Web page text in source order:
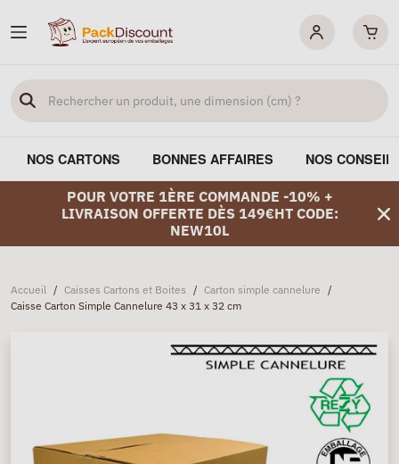
NOS CARTONS BONNES AFFAIRES NOS
POUR VOTRE 1ÈRE COMMANDE -10% +
LIVRAISON OFFERTE DÈS 149€HT CODE:
NEW10L
Accueil / Caisses Cartons et Boites / Carton simple cannelure /
Caisse Carton Simple Cannelure 43 x 31 x 32 cm